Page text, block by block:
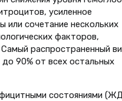
усиленное
или сочетание нескольких
факторов,
распространенный
90% от всех остальных
состояниями